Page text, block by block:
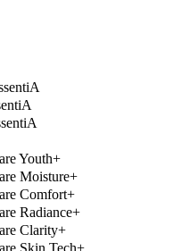
Youth+
Moisture+
Comfort+
Radiance+
Clarity+
Skin Tech+